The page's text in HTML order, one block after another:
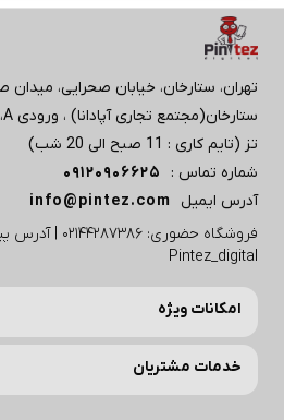
تز (تایم کاری : 11 صبح الی 20 شب)
شماره تماس :
09120906625
آدرس ایمیل
info@pintez.com
فروشگاه حضوری:
Pintez_digital
امکانات ویژه
خدمات مشتریان